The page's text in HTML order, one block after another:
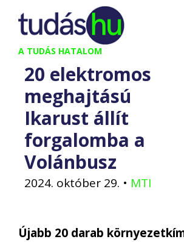
Kilépés
tartalomba
A TUDÁS HATALOM
20 elektromos
meghajtású
Ikarust állít
forgalomba a
Volánbusz
2024. október 29. • MTI
Újabb 20 darab